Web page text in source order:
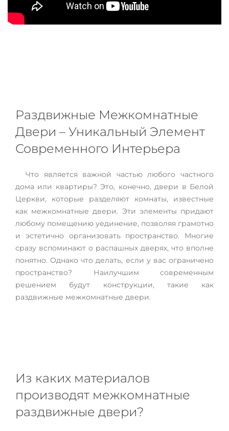
Раздвижные Межкомнатные
Двери – Уникальный Элемент
Современного Интерьера
Что является важной частью любого частного
дома или квартиры? Это, конечно, двери в Белой
Церкви, которые разделяют комнаты, известные
как межкомнатные двери. Эти элементы придают
любому помещению уединение, позволяя грамотно
и эстетично организовать пространство. Многие
сразу вспоминают о распашных дверях, что вполне
понятно. Однако что делать, если у вас ограничено
пространство? Наилучшим современным
решением будут конструкции, такие как
раздвижные межкомнатные двери.
Из каких материалов
производят межкомнатные
раздвижные двери?